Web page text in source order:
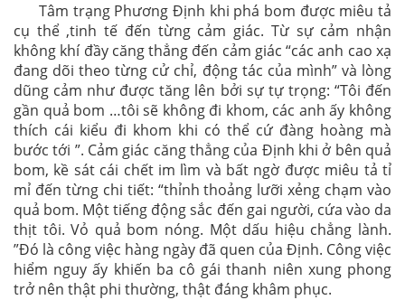
Tâm trạng Phương Định khi phá bom được miêu tả
cụ thể ,tinh tế đến từng cảm giác. Từ sự cảm nhận
không khí đầy căng thẳng đến cảm giác “các anh cao xạ
đang dõi theo từng cử chỉ, động tác của mình” và lòng
dũng cảm như được tăng lên bởi sự tự trọng: “Tôi đến
gần quả bom …tôi sẽ không đi khom, các anh ấy không
thích cái kiểu đi khom khi có thể cứ đàng hoàng mà
bước tới ”. Cảm giác căng thẳng của Định khi ở bên quả
bom, kề sát cái chết im lìm và bất ngờ được miêu tả tỉ
mỉ đến từng chi tiết: “thỉnh thoảng lưỡi xẻng chạm vào
quả bom. Một tiếng động sắc đến gai người, cứa vào da
thịt tôi. Vỏ quả bom nóng. Một dấu hiệu chẳng lành.
”Đó là công việc hàng ngày đã quen của Định. Công việc
hiểm nguy ấy khiến ba cô gái thanh niên xung phong
trở nên thật phi thường, thật đáng khâm phục.